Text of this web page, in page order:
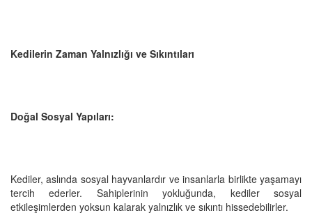
Kedilerin Zaman Yalnızlığı ve Sıkıntıları
Doğal Sosyal Yapıları:
Kediler, aslında sosyal hayvanlardır ve insanlarla birlikte yaşamayı
tercih ederler. Sahiplerinin yokluğunda, kediler sosyal
etkileşimlerden yoksun kalarak yalnızlık ve sıkıntı hissedebilirler.